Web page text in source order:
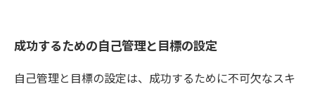
成功するための自己管理と目標の設定
自己管理と目標の設定は、成功するために不可欠なスキ